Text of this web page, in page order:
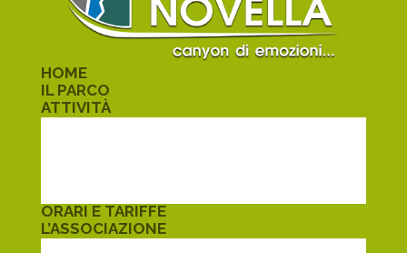
HOME
IL PARCO
ATTIVITÀ
ORARI E TARIFFE
L’ASSOCIAZIONE